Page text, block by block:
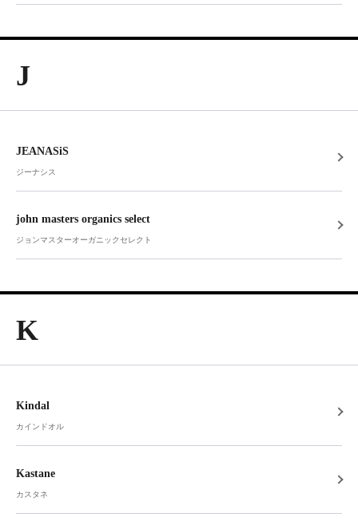
J
JEANASiS
ジーナシス
john masters organics select
ジョンマスターオーガニックセレクト
K
Kindal
カインドオル
Kastane
カスタネ